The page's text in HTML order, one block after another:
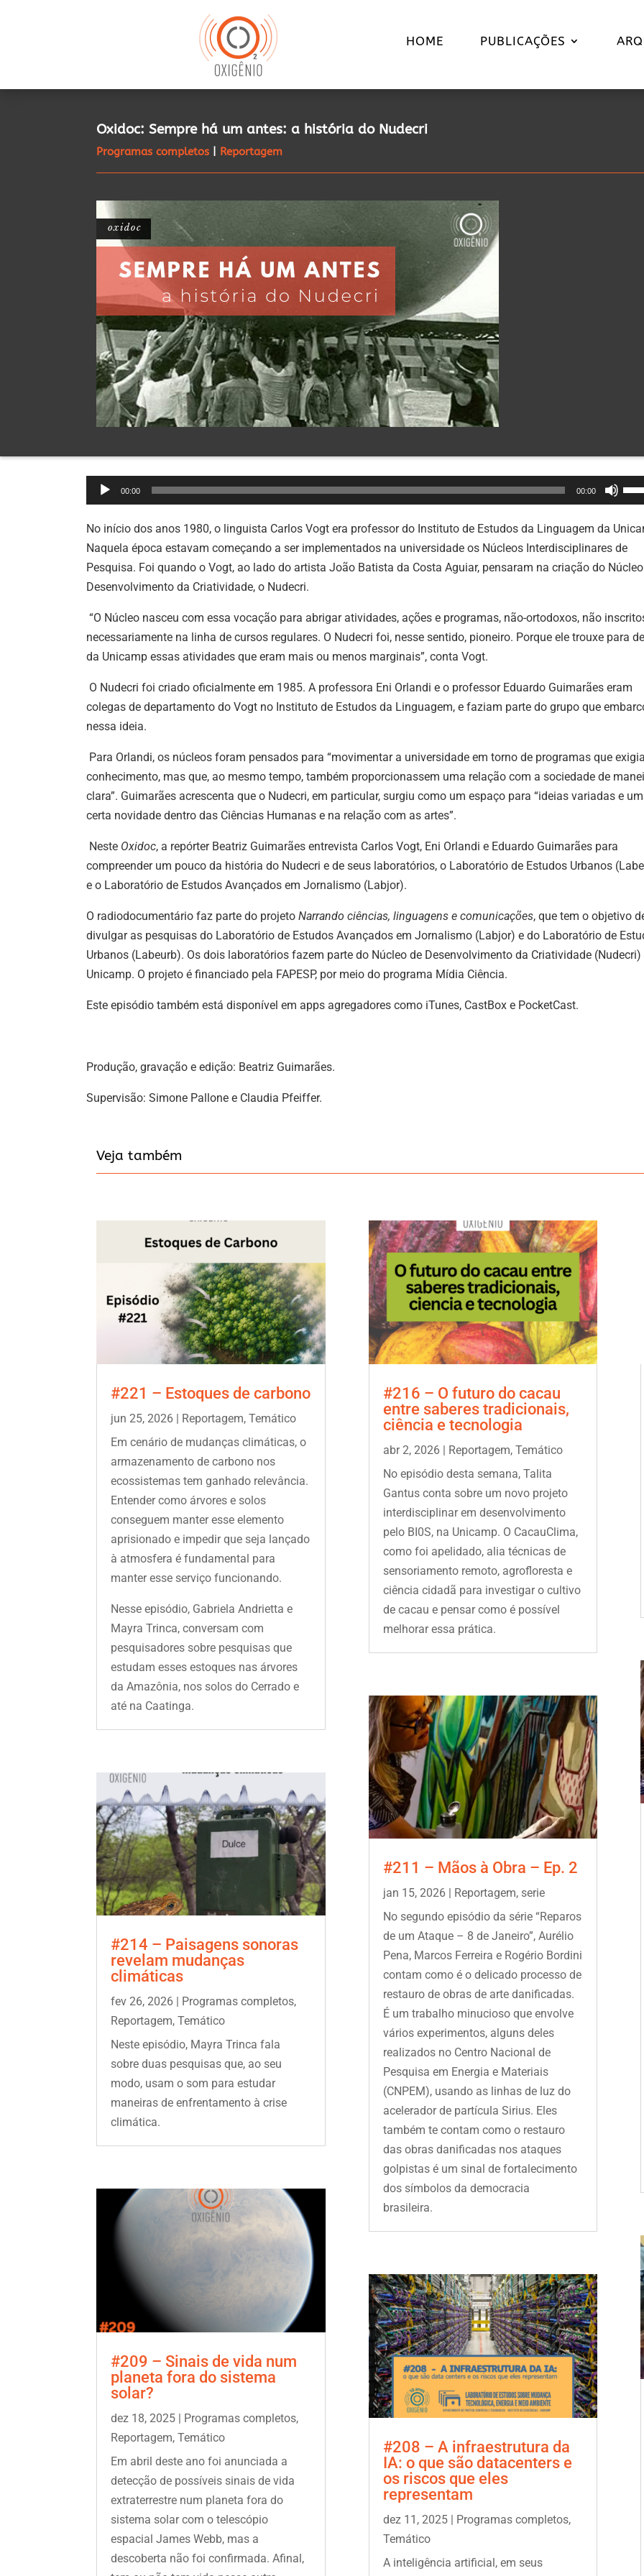
HOME PUBLICAÇÕES
Oxidoc: Sempre há um antes: a história do Nudecri
Programas completos Reportagem
Tocador
de
áudio
00:00 00:00
Use
as
para
cima
para
No início dos anos 1980, o linguista Carlos Vogt era professor do Instituto de Estudos da Linguagem da
Naquela época estavam começando a ser implementados na universidade os Núcleos Interdisciplinares de
Pesquisa. Foi quando o Vogt, ao lado do artista João Batista da Costa Aguiar, pensaram na criação do
Desenvolvimento da Criatividade, o Nudecri.
“O Núcleo nasceu com essa vocação para abrigar atividades, ações e programas, não-ortodoxos, não
necessariamente na linha de cursos regulares. O Nudecri foi, nesse sentido, pioneiro. Porque ele trouxe para
da Unicamp essas atividades que eram mais ou menos marginais”, conta Vogt.
O Nudecri foi criado oficialmente em 1985. A professora Eni Orlandi e o professor Eduardo Guimarães eram
colegas de departamento do Vogt no Instituto de Estudos da Linguagem, e faziam parte do grupo que
nessa ideia.
Para Orlandi, os núcleos foram pensados para “movimentar a universidade em torno de programas que
conhecimento, mas que, ao mesmo tempo, também proporcionassem uma relação com a sociedade de
clara”. Guimarães acrescenta que o Nudecri, em particular, surgiu como um espaço para “ideias variadas e
certa novidade dentro das Ciências Humanas e na relação com as artes”.
Neste Oxidoc, a repórter Beatriz Guimarães entrevista Carlos Vogt, Eni Orlandi e Eduardo Guimarães para
compreender um pouco da história do Nudecri e de seus laboratórios, o Laboratório de Estudos Urbanos
e o Laboratório de Estudos Avançados em Jornalismo (Labjor).
O radiodocumentário faz parte do projeto Narrando ciências, linguagens e comunicações, que tem o objetivo
divulgar as pesquisas do Laboratório de Estudos Avançados em Jornalismo (Labjor) e do Laboratório de
Urbanos (Labeurb). Os dois laboratórios fazem parte do Núcleo de Desenvolvimento da Criatividade (Nudecri)
Unicamp. O projeto é financiado pela FAPESP, por meio do programa Mídia Ciência.
Este episódio também está disponível em apps agregadores como iTunes, CastBox e PocketCast.
Produção, gravação e edição: Beatriz Guimarães.
Supervisão: Simone Pallone e Claudia Pfeiffer.
Veja também
#221 – Estoques de carbono
jun 25, 2026 | Reportagem,Temático
Em cenário de mudanças climáticas, o
armazenamento de carbono nos
ecossistemas tem ganhado relevância.
Entender como árvores e solos
conseguem manter esse elemento
aprisionado e impedir que seja lançado
à atmosfera é fundamental para
manter esse serviço funcionando.
Nesse episódio, Gabriela Andrietta e
Mayra Trinca, conversam com
pesquisadores sobre pesquisas que
estudam esses estoques nas árvores
da Amazônia, nos solos do Cerrado e
até na Caatinga.
#214 – Paisagens sonoras
revelam mudanças
climáticas
fev 26, 2026 | Programas completos,
Reportagem,Temático
Neste episódio, Mayra Trinca fala
sobre duas pesquisas que, ao seu
modo, usam o som para estudar
maneiras de enfrentamento à crise
climática.
#209 – Sinais de vida num
planeta fora do sistema
solar?
dez 18, 2025 | Programas completos,
Reportagem,Temático
Em abril deste ano foi anunciada a
detecção de possíveis sinais de vida
extraterrestre num planeta fora do
sistema solar com o telescópio
espacial James Webb, mas a
descoberta não foi confirmada. Afinal,
#216 – O futuro do cacau
entre saberes tradicionais,
ciência e tecnologia
abr 2, 2026| Reportagem, Temático
No episódio desta semana, Talita
Gantus conta sobre um novo projeto
interdisciplinar em desenvolvimento
pelo BI0S, na Unicamp. O CacauClima,
como foi apelidado, alia técnicas de
sensoriamento remoto, agrofloresta e
ciência cidadã para investigar o cultivo
de cacau e pensar como é possível
melhorar essa prática.
#211 – Mãos à Obra – Ep. 2
jan 15, 2026| Reportagem, serie
No segundo episódio da série “Reparos
de um Ataque – 8 de Janeiro”, Aurélio
Pena, Marcos Ferreira e Rogério Bordini
contam como é o delicado processo de
restauro de obras de arte danificadas.
É um trabalho minucioso que envolve
vários experimentos, alguns deles
realizados no Centro Nacional de
Pesquisa em Energia e Materiais
(CNPEM), usando as linhas de luz do
acelerador de partícula Sirius. Eles
também te contam como o restauro
das obras danificadas nos ataques
golpistas é um sinal de fortalecimento
dos símbolos da democracia
brasileira.
#208 – A infraestrutura da
IA: o que são datacenters e
os riscos que eles
representam
dez 11, 2025| Programas completos,
Temático
A inteligência artificial, em seus